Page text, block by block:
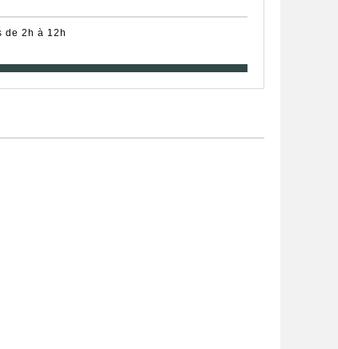
de 2h à 12h